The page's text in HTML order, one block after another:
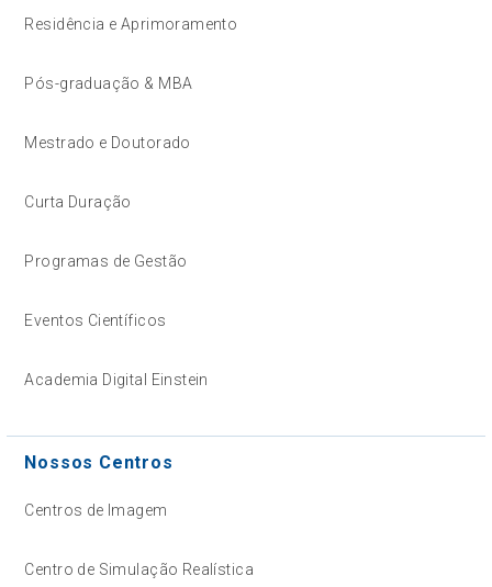
Residência e Aprimoramento
Pós-graduação & MBA
Mestrado e Doutorado
Curta Duração
Programas de Gestão
Eventos Científicos
Academia Digital Einstein
Nossos Centros
Centros de Imagem
Centro de Simulação Realística